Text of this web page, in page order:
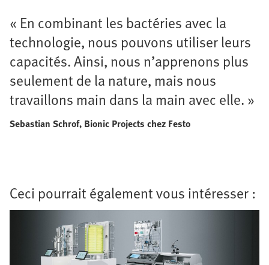
« En combinant les bactéries avec la
technologie, nous pouvons utiliser leurs
capacités. Ainsi, nous n’apprenons plus
seulement de la nature, mais nous
travaillons main dans la main avec elle. »
Sebastian Schrof, Bionic Projects chez Festo
Ceci pourrait également vous intéresser :